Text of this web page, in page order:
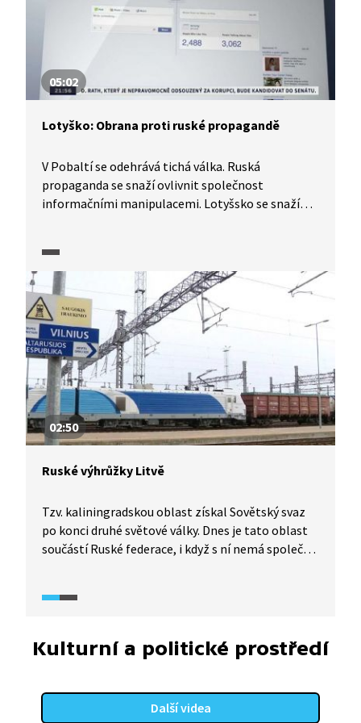
05:02
Lotyško: Obrana proti ruské propagandě
V Pobaltí se odehrává tichá válka. Ruská
propaganda se snaží ovlivnit společnost
informačními manipulacemi. Lotyšsko se snaží
02:50
Ruské výhrůžky Litvě
Tzv. kaliningradskou oblast získal Sovětský svaz
po konci druhé světové války. Dnes je tato oblast
součástí Ruské federace, i když s ní nemá společné
V důsledku zostřených protiruských sankcí zemí
Litvu možná. Rusko proto začalo Litvě vyhrožovat.
Kulturní a politické prostředí
Další videa